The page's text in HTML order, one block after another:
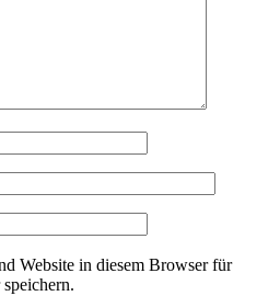
Website in diesem Browser für